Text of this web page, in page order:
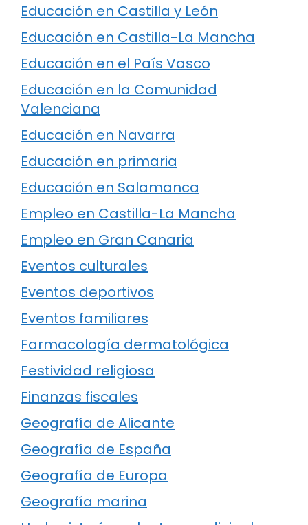
Educación en Castilla y León
Educación en Castilla-La Mancha
Educación en el País Vasco
Educación en la Comunidad
Valenciana
Educación en Navarra
Educación en primaria
Educación en Salamanca
Empleo en Castilla-La Mancha
Empleo en Gran Canaria
Eventos culturales
Eventos deportivos
Eventos familiares
Farmacología dermatológica
Festividad religiosa
Finanzas fiscales
Geografía de Alicante
Geografía de España
Geografía de Europa
Geografía marina